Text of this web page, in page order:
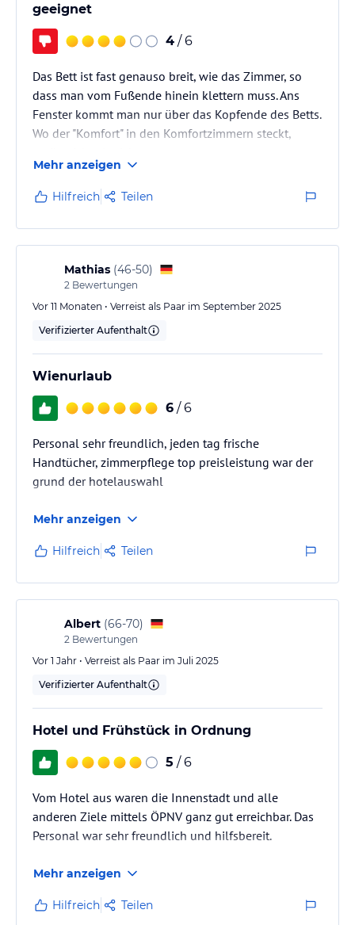
geeignet
4 / 6
Das Bett ist fast genauso breit, wie das Zimmer, so
dass man vom Fußende hinein klettern muss. Ans
Fenster kommt man nur über das Kopfende des Betts.
Wo der "Komfort" in den Komfortzimmern steckt,
Beim Frühstück waren Teller und kleine Löffel
Mangelware, auf die man oft mehrere Minuten
warten musste.
Alle vom Personal waren aber sehr freundlich und
hilfsbereit.
Mehr anzeigen
Hilfreich Teilen
Mathias (46-50)
2 Bewertungen
Vor 11 Monaten • Verreist als Paar im September 2025
Verifizierter Aufenthalt
Wienurlaub
6 / 6
Personal sehr freundlich, jeden tag frische
Handtücher, zimmerpflege top preisleistung war der
grund der hotelauswahl
Mehr anzeigen
Hilfreich Teilen
Albert (66-70)
2 Bewertungen
Vor 1 Jahr • Verreist als Paar im Juli 2025
Verifizierter Aufenthalt
Hotel und Frühstück in Ordnung
5 / 6
Vom Hotel aus waren die Innenstadt und alle
anderen Ziele mittels ÖPNV ganz gut erreichbar. Das
Personal war sehr freundlich und hilfsbereit.
Mehr anzeigen
Hilfreich Teilen